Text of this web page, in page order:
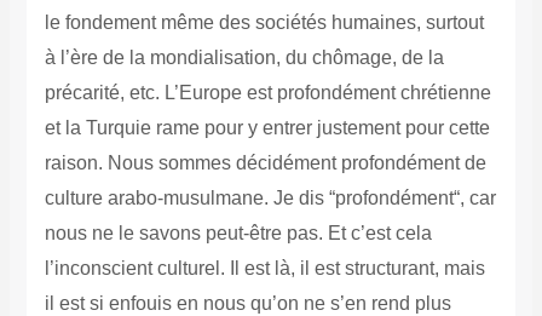
le fondement même des sociétés humaines, surtout
à l’ère de la mondialisation, du chômage, de la
précarité, etc. L’Europe est profondément chrétienne
et la Turquie rame pour y entrer justement pour cette
raison. Nous sommes décidément profondément de
culture arabo-musulmane. Je dis “profondément“, car
nous ne le savons peut-être pas. Et c’est cela
l’inconscient culturel. Il est là, il est structurant, mais
il est si enfouis en nous qu’on ne s’en rend plus